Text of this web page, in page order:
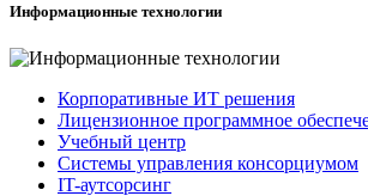
Информационные технологии
Корпоративные ИТ решения
Лицензионное программное
Учебный центр
Системы управления консорциумом
IT-аутсорсинг